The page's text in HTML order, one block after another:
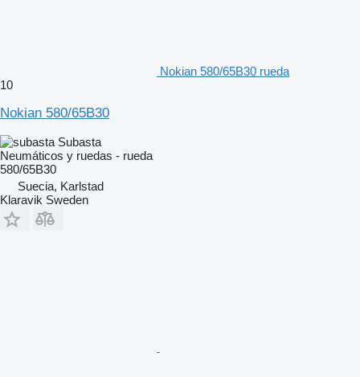
Nokian 580/65B30 rueda
10
Nokian 580/65B30
Subasta
Neumáticos y ruedas - rueda
580/65B30
Suecia, Karlstad
Klaravik Sweden